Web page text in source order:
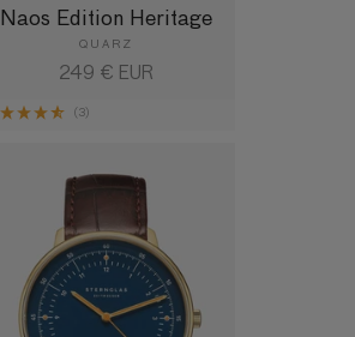
Naos Edition Heritage
QUARZ
Normaler
249 € EUR
(3)